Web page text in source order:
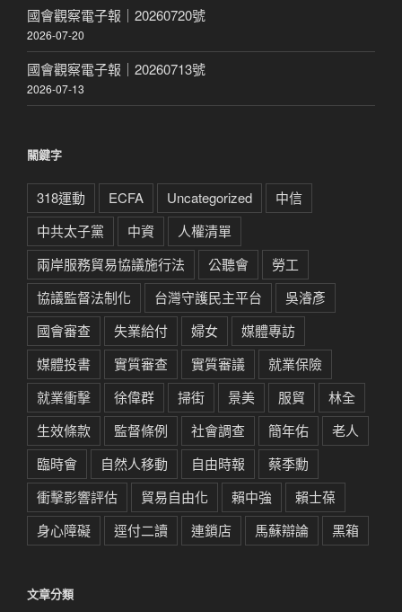
國會觀察電子報｜20260720號
2026-07-20
國會觀察電子報｜20260713號
2026-07-13
關鍵字
318運動 ECFA Uncategorized
中信
中共太子黨
中資
人權清單
兩岸服務貿易協議施行法
公聽會
勞工
協議監督法制化
台灣守護民主平台
吳濬彥
國會審查
失業給付 婦女
媒體專訪
媒體投書
實質審查 實質審議
就業保險
就業衝擊
徐偉群 掃街 景美 服貿
林全
生效條款
監督條例 社會調查 簡年佑
老人
臨時會
自然人移動 自由時報
蔡季勳
衝擊影響評估
貿易自由化 賴中強
賴士葆
身心障礙
逕付二讀 連鎖店 馬蘇辯論 黑箱
文章分類